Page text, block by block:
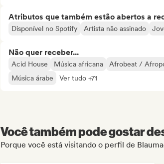
Atributos que também estão abertos a
Disponível no Spotify Artista não assinado
Não quer receber...
Acid House Música africana Afrobeat /
Música árabe
Ver tudo +71
Você também pode gostar
Porque você está visitando o perfil de